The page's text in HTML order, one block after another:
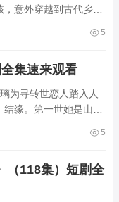
，意外穿越到古代乡
植作物，到改良农
5
集速来观看
为寻转世恋人踏入人
缘。第一世她是山间
世她以妖身入世，他
5
（118集）短剧全